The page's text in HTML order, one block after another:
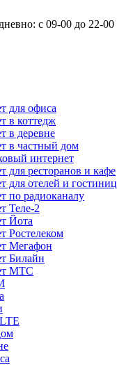
с 09-00 до 22-00
для офиса
в коттедж
в деревне
в частный дом
интернет
для ресторанов и кафе
для отелей и гостиниц
по радиоканалу
Теле-2
Йота
Ростелеком
Мегафон
Билайн
МТС